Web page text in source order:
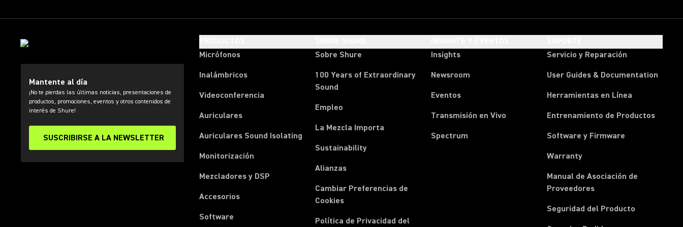
Mantente al día
¡No te pierdas las últimas noticias, presentaciones de
productos, promociones, eventos y otros contenidos de
interés de Shure!
SUSCRIBIRSE A LA NEWSLETTER
Micrófonos
Inalámbricos
Videoconferencia
Auriculares
Auriculares Sound Isolating
Monitorización
Mezcladores y DSP
Accesorios
Software
Sobre Shure
100 Years of Extraordinary
Sound
Empleo
La Mezcla Importa
Sustainability
Alianzas
Cambiar Preferencias de
Cookies
Política de Privacidad del
Insights
Newsroom
Eventos
Transmisión en Vivo
Spectrum
Servicio y Reparación
User Guides & Documentation
Herramientas en Línea
Entrenamiento de Productos
Software y Firmware
Warranty
Manual de Asociación de
Proveedores(Opens in a new tab)
Seguridad del Producto